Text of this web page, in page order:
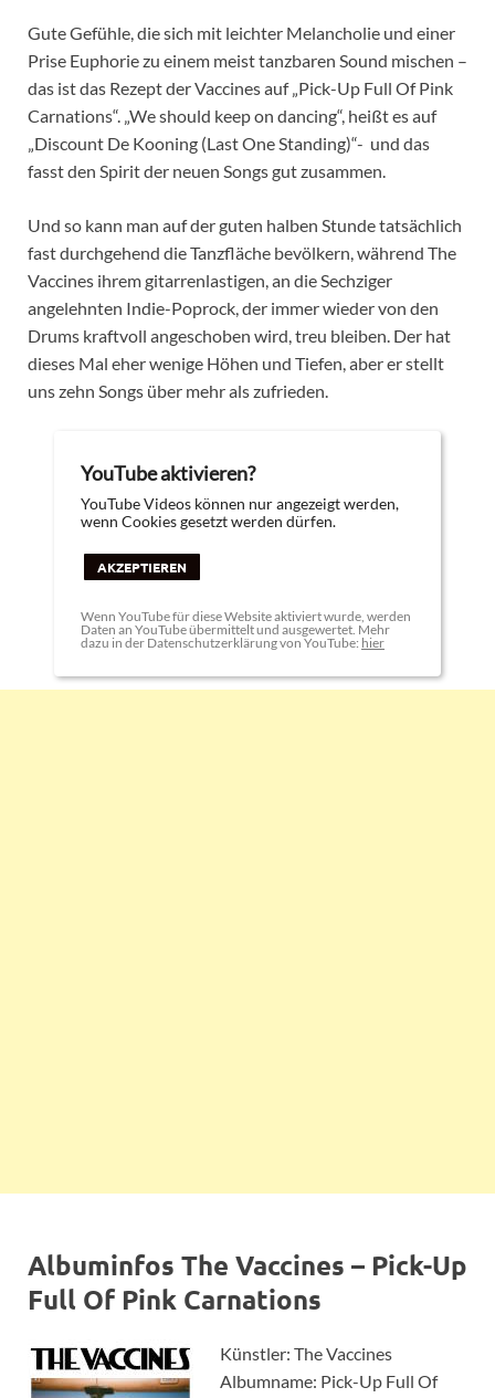
Gute Gefühle, die sich mit leichter Melancholie und einer
Prise Euphorie zu einem meist tanzbaren Sound mischen –
das ist das Rezept der Vaccines auf „Pick-Up Full Of Pink
Carnations“. „We should keep on dancing“, heißt es auf
„Discount De Kooning (Last One Standing)“- und das
fasst den Spirit der neuen Songs gut zusammen.
Und so kann man auf der guten halben Stunde tatsächlich
fast durchgehend die Tanzfläche bevölkern, während The
Vaccines ihrem gitarrenlastigen, an die Sechziger
angelehnten Indie-Poprock, der immer wieder von den
Drums kraftvoll angeschoben wird, treu bleiben. Der hat
dieses Mal eher wenige Höhen und Tiefen, aber er stellt
uns zehn Songs über mehr als zufrieden.
YouTube aktivieren?
YouTube Videos können nur angezeigt werden,
wenn Cookies gesetzt werden dürfen.
AKZEPTIEREN
Wenn YouTube für diese Website aktiviert wurde, werden
Daten an YouTube übermittelt und ausgewertet. Mehr
dazu in der Datenschutzerklärung von YouTube: hier
Albuminfos The Vaccines – Pick-Up
Full Of Pink Carnations
Künstler: The Vaccines
Albumname: Pick-Up Full Of